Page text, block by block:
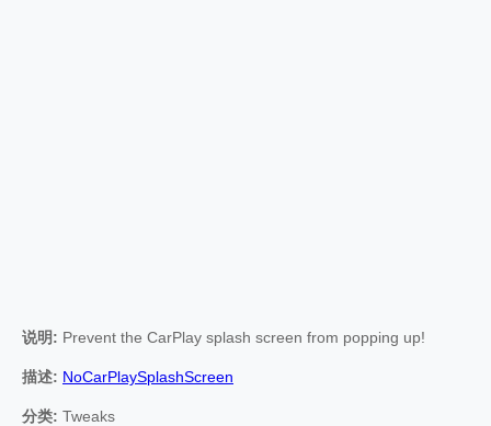
说明: Prevent the CarPlay splash screen from popping up!
描述: NoCarPlaySplashScreen
分类: Tweaks